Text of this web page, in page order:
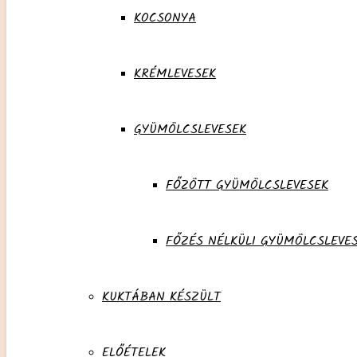
KOCSONYA
KRÉMLEVESEK
GYÜMÖLCSLEVESEK
FŐZÖTT GYÜMÖLCSLEVESEK
FŐZÉS NÉLKÜLI
KUKTÁBAN KÉSZÜLT
ELŐÉTELEK